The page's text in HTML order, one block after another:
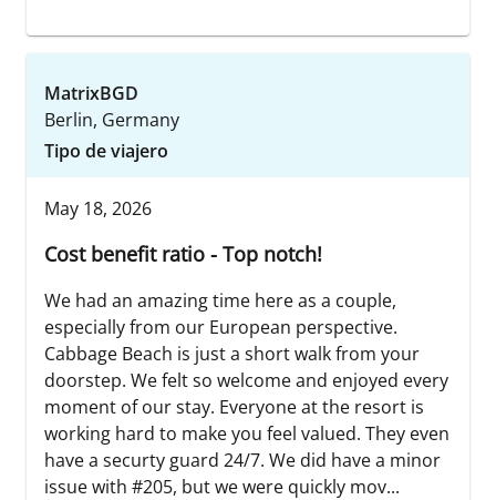
MatrixBGD
Berlin, Germany
Tipo de viajero
May 18, 2026
Cost benefit ratio - Top notch!
We had an amazing time here as a couple,
especially from our European perspective.
Cabbage Beach is just a short walk from your
doorstep. We felt so welcome and enjoyed every
moment of our stay. Everyone at the resort is
working hard to make you feel valued. They even
have a securty guard 24/7. We did have a minor
issue with #205, but we were quickly mov...